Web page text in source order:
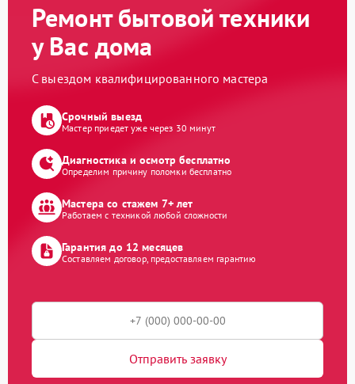
Ремонт бытовой техники
у Вас дома
С выездом квалифицированного мастера
Срочный выезд
Мастер приедет уже через 30 минут
Диагностика и осмотр бесплатно
Определим причину поломки бесплатно
Мастера со стажем 7+ лет
Работаем с техникой любой сложности
Гарантия до 12 месяцев
Составляем договор, предоставляем гарантию
Отправить заявку